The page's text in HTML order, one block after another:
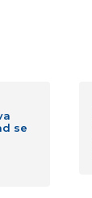
se